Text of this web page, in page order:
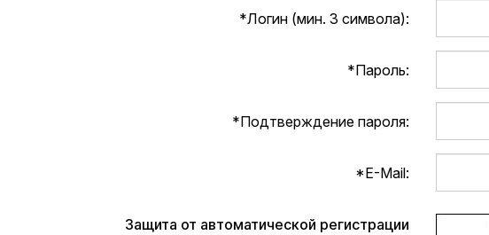
*Логин (мин. 3 символа):
*Пароль:
*Подтверждение пароля:
*E-Mail:
Защита от автоматической регистрации